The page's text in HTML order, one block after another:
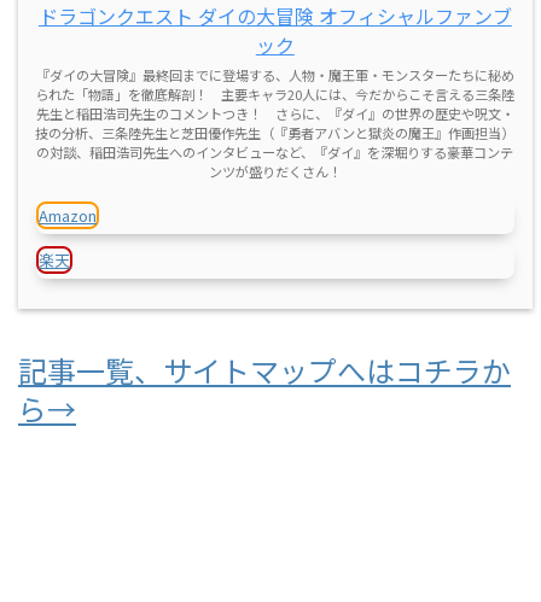
ドラゴンクエスト ダイの大冒険 オフィシャルファンブ
ック
『ダイの大冒険』最終回までに登場する、人物・魔王軍・モンスターたちに秘め
られた「物語」を徹底解剖！ 主要キャラ20人には、今だからこそ言える三条陸
先生と稲田浩司先生のコメントつき！ さらに、『ダイ』の世界の歴史や呪文・
技の分析、三条陸先生と芝田優作先生（『勇者アバンと獄炎の魔王』作画担当）
の対談、稲田浩司先生へのインタビューなど、『ダイ』を深堀りする豪華コンテ
ンツが盛りだくさん！
Amazon
楽天
記事一覧、サイトマップへはコチラか
ら→